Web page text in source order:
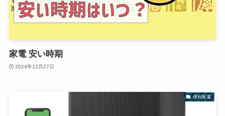
家電 安い時期
2024年12月27日
便利家電